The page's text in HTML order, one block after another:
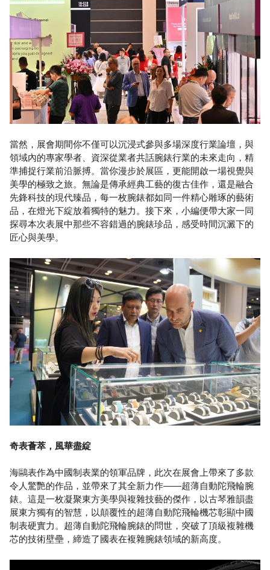
當然，展會期間你不僅可以沉浸式參與多場深度行業論壇，與
領域內的專家學者、資深從業者共話腕錶行業的未來走向，精
準捕捉行業前沿脈搏。當你漫步於展區，更能開啟一場視覺與
美學的極致之旅。無論是傳承經典工藝的復古佳作，還是融合
先鋒科技的現代臻品，每一枚腕錶都如同一件精心雕琢的藝術
品，在燈光下綻放着獨特的魅力。接下來，小編便帶大家一同
探尋本次表展中那些不容錯過的腕錶珍品，感受時間沉澱下的
匠心與美學。
奇表薈萃，風華盡綻
海鷗表作為中國制表業的領軍品牌，此次在展會上帶來了多款
令人驚艷的作品，並帶來了其全新力作——超薄自動陀飛輪腕
錶。這是一枚凝聚東方美學與複雜技藝的傑作，以古琴雅韻盡
展東方獨有的智慧，以顛覆性的超薄自動陀飛輪機芯彰顯中國
制表硬實力。超薄自動陀飛輪腕錶的問世，突破了頂級複雜機
芯的技術壁壘，締造了國表在複雜腕錶領域的新高度。